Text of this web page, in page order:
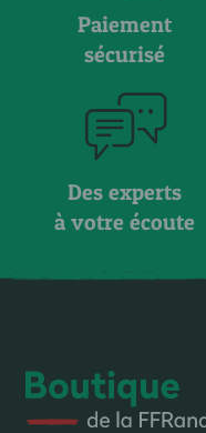
Paiement
sécurisé
Des experts
à votre écoute